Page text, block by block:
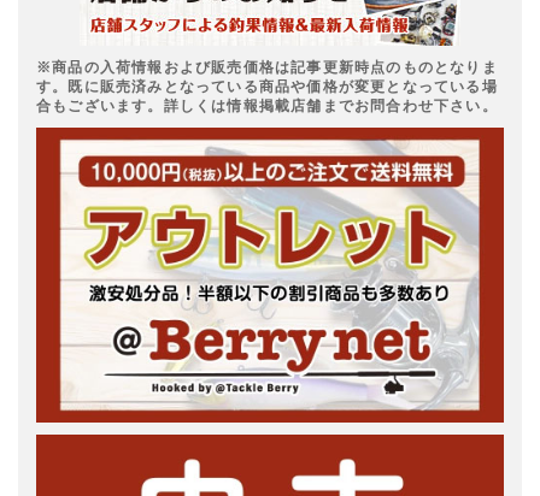
※商品の入荷情報および販売価格は記事更新時点のものとなりま
す。既に販売済みとなっている商品や価格が変更となっている場
合もございます。詳しくは情報掲載店舗までお問合わせ下さい。